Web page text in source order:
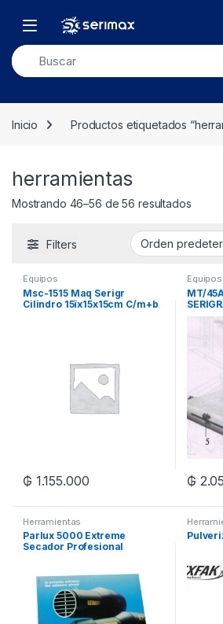
Open
Inicio Productos etiquetados
herramientas
Mostrando 46–56 de 56 resultados
Filters
Equipos
Msc-1515 Maq Serigr
Cilindro 15ïx15x15cm C/m+b
₲ 1.155.000
Equipos
MT/
₲
Herramientas
Parlux 5000 Extreme
Secador Profesional